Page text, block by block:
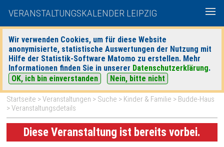
VERANSTALTUNGSKALENDER LEIPZIG
Wir verwenden Cookies, um für diese Website
anonymisierte, statistische Auswertungen der Nutzung mit
Hilfe der Statistik-Software Matomo zu erstellen. Mehr
Informationen finden Sie in unserer Datenschutzerklärung.
OK, ich bin einverstanden
Nein, bitte nicht
heute|morgen| Detaillierte Suche
Startseite >Veranstaltungen > Suche > Kinder & Familie > Budde-Haus
> Veranstaltungsdetails
Diese Veranstaltung ist bereits vorbei.